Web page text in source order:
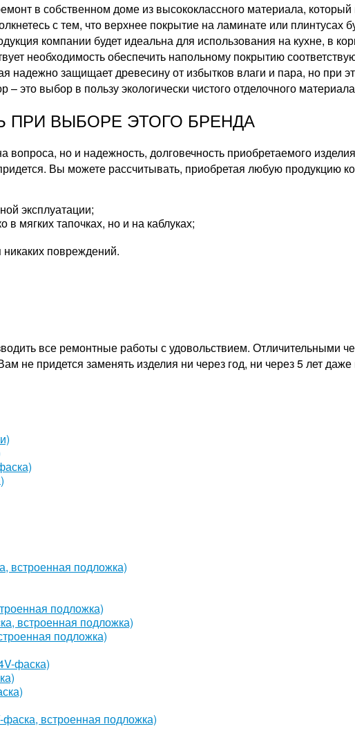
в собственном доме из высококлассного материала,
с тем, что верхнее покрытие на ламинате или плинтусах
компании будет идеальна для использования на кухне, в
необходимость обеспечить напольному покрытию
надежно защищает древесину от избытков влаги и пара, но при
выбор в пользу экологически чистого отделочного
ПРИ ВЫБОРЕ ЭТОГО БРЕНДА
вопроса, но и надежность, долговечность приобретаемого
Вы можете рассчитывать, приобретая любую продукцию
эксплуатации;
в мягких тапочках, но и на каблуках;
повреждений.
все ремонтные работы с удовольствием. Отличительными
не придется заменять изделия ни через год, ни через 5 лет
встроенная подложка)
подложка)
встроенная подложка)
подложка)
фаска)
встроенная подложка)